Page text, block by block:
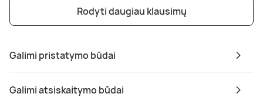
Galimi pristatymo būdai
Galimi atsiskaitymo būdai
Rodyti daugiau klausimų